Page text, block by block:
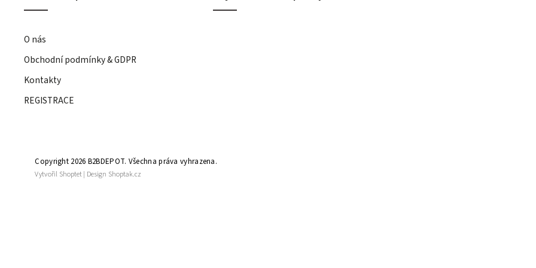
O nás
Obchodní podmínky & GDPR
Kontakty
REGISTRACE
Copyright 2026 B2BDEPOT. Všechna práva vyhrazena.
Vytvořil Shoptet| Design Shoptak.cz